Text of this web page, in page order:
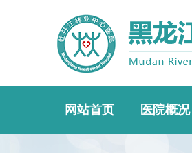
网站首页 医院概况